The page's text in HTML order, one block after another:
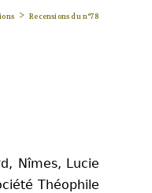
> Recensions du n°78
Nîmes, Lucie
Théophile